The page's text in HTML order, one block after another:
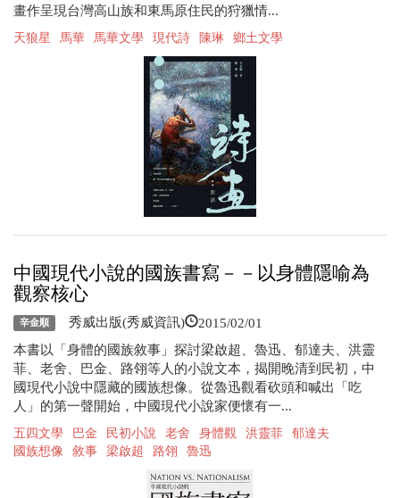
畫作呈現台灣高山族和東馬原住民的狩獵情...
天狼星 馬華 馬華文學 現代詩 陳琳 鄉土文學
中國現代小說的國族書寫－－以身體隱喻為
觀察核心
辛金順 秀威出版(秀威資訊) 2015/02/01
本書以「身體的國族敘事」探討梁啟超、魯迅、郁達夫、洪靈
菲、老舍、巴金、路翎等人的小說文本，揭開晚清到民初，中
國現代小說中隱藏的國族想像。從魯迅觀看砍頭和喊出「吃
人」的第一聲開始，中國現代小說家便懷有一...
五四文學 巴金 民初小說 老舍 身體觀 洪靈菲
郁達夫
國族想像
敘事 梁啟超 路翎 魯迅